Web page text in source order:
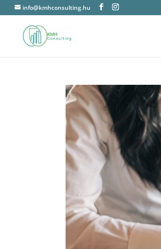
info@kmhconsulting.hu